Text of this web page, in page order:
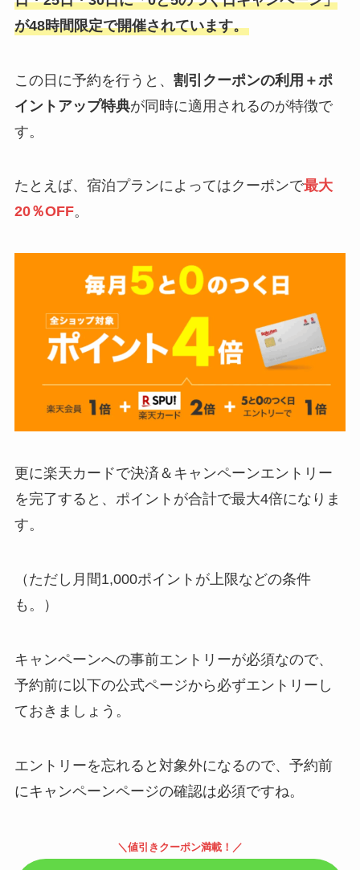
が48時間限定で開催されています。
この日に予約を行うと、 割引クーポンの利用＋ポ
イントアップ特典が同時に適用されるのが特徴で
す。
たとえば、宿泊プランによってはクーポンで最大
20％OFF。
更に楽天カードで決済＆キャンペーンエントリー
を完了すると、ポイントが合計で最大4倍になりま
す。
（ただし月間1,000ポイントが上限などの条件
も。）
キャンペーンへの事前エントリーが必須なので、
予約前に以下の公式ページから必ずエントリーし
ておきましょう。
エントリーを忘れると対象外になるので、予約前
にキャンペーンページの確認は必須ですね。
＼値引きクーポン満載！／